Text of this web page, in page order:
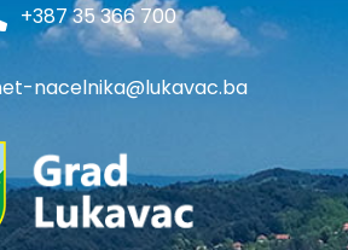
+387 35 366 700
nacelnika@lukavac.ba